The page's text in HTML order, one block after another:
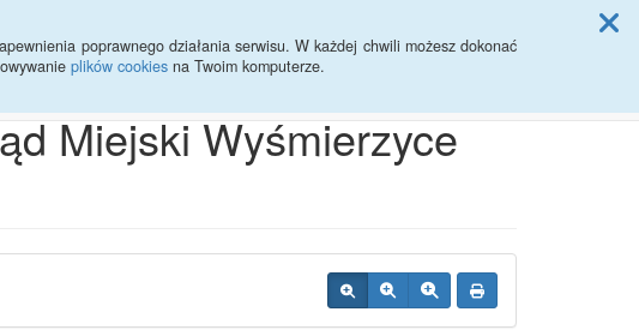
poprawnego działania serwisu. W każdej chwili możesz dokonać
plików cookies na Twoim komputerze.
Przycisk wyszukaj duży
Miejski Wyśmierzyce